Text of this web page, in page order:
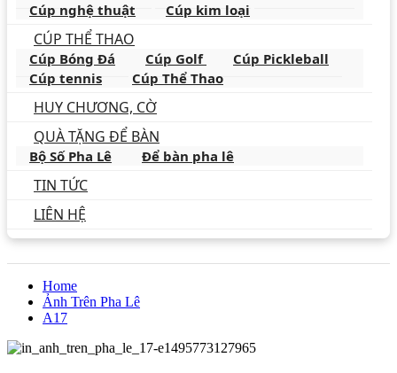
Cúp nghệ thuật
Cúp kim loại
CÚP THỂ THAO
Cúp Bóng Đá Cúp Golf
Cúp Pickleball
Cúp tennis
Cúp Thể Thao
HUY CHƯƠNG, CỜ
QUÀ TẶNG ĐỂ BÀN
Bộ Số Pha Lê Để bàn pha lê
TIN TỨC
LIÊN HỆ
Home
Ảnh Trên Pha Lê
A17